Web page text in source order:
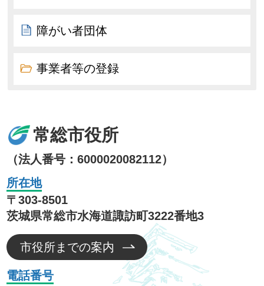
障がい者団体
事業者等の登録
常総市役所
（法人番号：6000020082112）
所在地
〒303-8501
茨城県常総市水海道諏訪町3222番地3
市役所までの案内
電話番号